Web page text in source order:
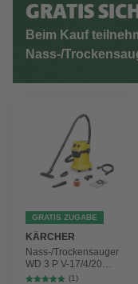
GRATIS
Beim Kauf
Nass-/
GRATIS ZUGABE
KÄRCHER
Nass-/Trockensauger
WD 3 P V-17/4/20
Workshop mit
(1)